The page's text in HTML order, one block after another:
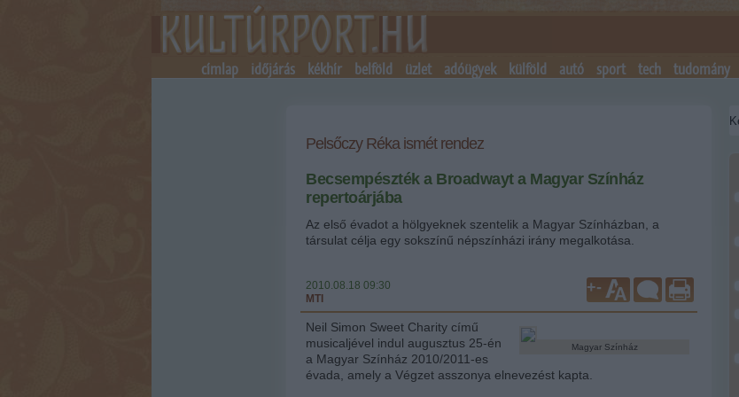
címlap időjárás kékhír belföld üzlet adóügyek külföld autó sport tech tudomány
Pelsőczy Réka ismét rendez
Becsempészték a Broadwayt a Magyar Színház
repertoárjába
Az első évadot a hölgyeknek szentelik a Magyar Színházban, a
társulat célja egy sokszínű népszínházi irány megalkotása.
2010.08.18 09:30
MTI
+-
Magyar Színház
Neil Simon Sweet Charity című
musicaljével indul augusztus 25-én
a Magyar Színház 2010/2011-es
évada, amely a Végzet asszonya elnevezést kapta.